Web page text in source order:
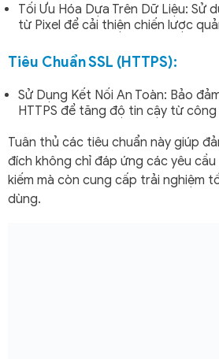
Tối Ưu Hóa Dựa Trên Dữ Liệu: Sử
từ Pixel để cải thiện chiến lược
Tiêu Chuẩn SSL (HTTPS):
Sử Dụng Kết Nối An Toàn: Bảo
HTTPS để tăng độ tin cậy từ công
Tuân thủ các tiêu chuẩn này giúp
đích không chỉ đáp ứng các yêu
kiếm mà còn cung cấp trải nghiệm
dùng.